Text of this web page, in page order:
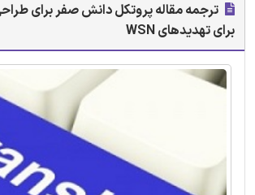
ترجمه مقاله پروتکل دانش صفر برای
برای تهدیدهای WSN